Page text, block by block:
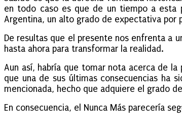
en todo caso es que de un tiempo a esta
Argentina, un alto grado de expectativa por
De resultas que el presente nos enfrenta a
hasta ahora para transformar la realidad.
Aun así, habría que tomar nota acerca de
que una de sus últimas consecuencias ha
mencionada, hecho que adquiere el grado
En consecuencia, el Nunca Más parecería